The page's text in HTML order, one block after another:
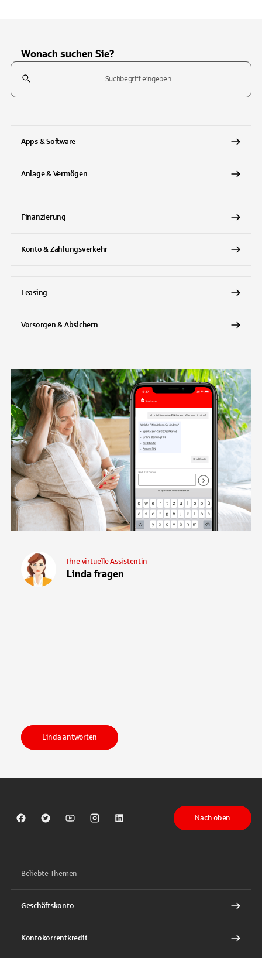
Wonach suchen Sie?
Suchfeld
Apps & Software
Anlage & Vermögen
Finanzierung
Konto & Zahlungsverkehr
Leasing
Vorsorgen & Absichern
Linda fragen
Ihre virtuelle Assistentin
Linda antworten
Sparkasse auf Facebook
Sparkasse auf Twitter
Sparkasse auf Youtube
Sparkasse auf Instagram
Sparkasse auf LinkedIn
Nach oben
Beliebte Themen
Geschäftskonto
Kontokorrentkredit